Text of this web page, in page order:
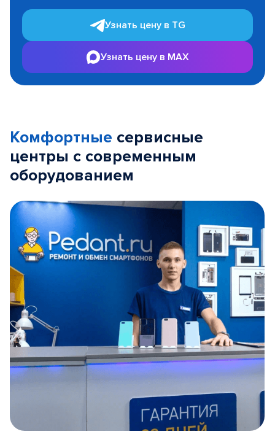
Узнать цену в TG
Узнать цену в MAX
Комфортные сервисные
центры с современным
оборудованием